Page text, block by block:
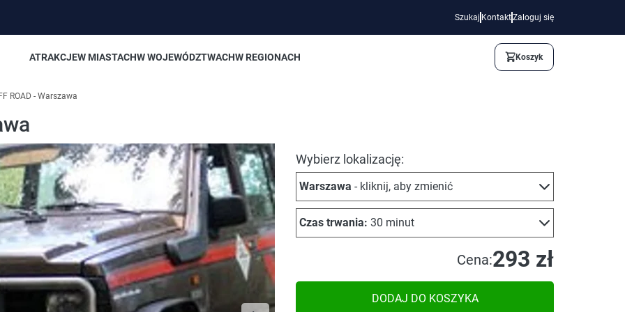
Szukaj KontaktZaloguj się
ATRAKCJEW MIASTACHW WOJEWÓDZTWACHW REGIONACH Koszyk
ROAD - Warszawa
Wybierz lokalizację:
Warszawa - kliknij, aby zmienić
Czas trwania: 30 minut
Cena:293 zł
DODAJ DO KOSZYKA